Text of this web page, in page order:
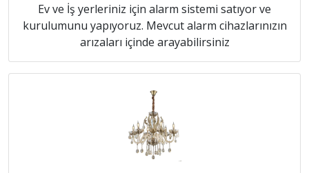
Ev ve İş yerleriniz için alarm sistemi satıyor ve
kurulumunu yapıyoruz. Mevcut alarm cihazlarınızın
arızaları içinde arayabilirsiniz